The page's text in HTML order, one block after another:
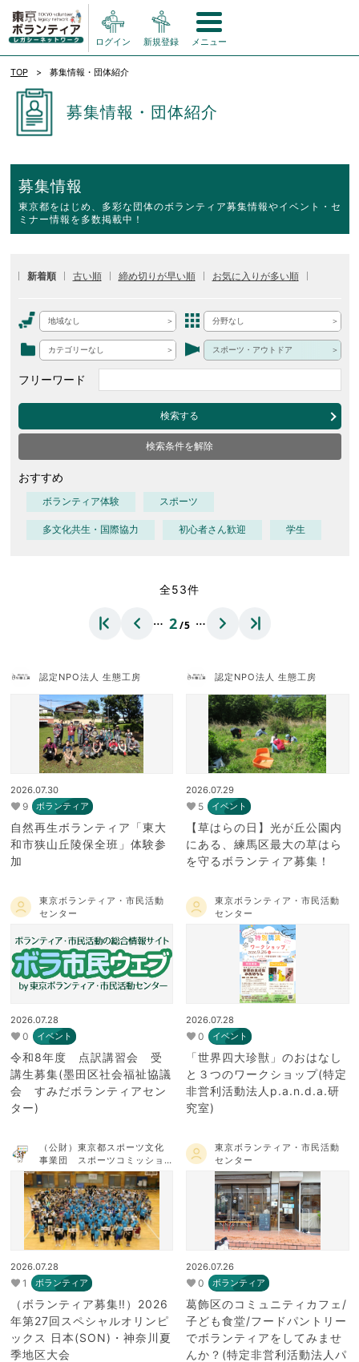
ログイン 新規登録 メニュー
TOP 募集情報・団体紹介
募集情報・団体紹介
募集情報
東京都をはじめ、多彩な団体のボランティア募集情報やイベント・セ
ミナー情報を多数掲載中！
新着順 古い順 締め切りが早い順 お気に入りが多い順
地域なし 分野なし
カテゴリーなし スポーツ・アウトドア
フリーワード
検索する
検索条件を解除
おすすめ
ボランティア体験 スポーツ
多文化共生・国際協力 初心者さん歓迎 学生
全53件
… 2/5 …
認定NPO法人 生態工房
2026.07.30
9 ボランティア
自然再生ボランティア「東大
和市狭山丘陵保全班」体験参
加
認定NPO法人 生態工房
2026.07.29
5 イベント
【草はらの日】光が丘公園内
にある、練馬区最大の草はら
を守るボランティア募集！
東京ボランティア・市民活動
センター
2026.07.28
0 イベント
令和8年度 点訳講習会 受
講生募集(墨田区社会福祉協議
会 すみだボランティアセン
ター)
東京ボランティア・市民活動
センター
2026.07.28
0 イベント
「世界四大珍獣」のおはなし
と３つのワークショップ(特定
非営利活動法人p.a.n.d.a.研
究室)
（公財）東京都スポーツ文化
事業団 スポーツコミッショ
ンTOKYO
2026.07.28
1 ボランティア
（ボランティア募集‼）2026
年第27回スペシャルオリンピ
ックス 日本(SON)・神奈川夏
季地区大会
東京ボランティア・市民活動
センター
2026.07.26
0 ボランティア
葛飾区のコミュニティカフェ/
子ども食堂/フードパントリー
でボランティアをしてみませ
んか？(特定非営利活動法人パ